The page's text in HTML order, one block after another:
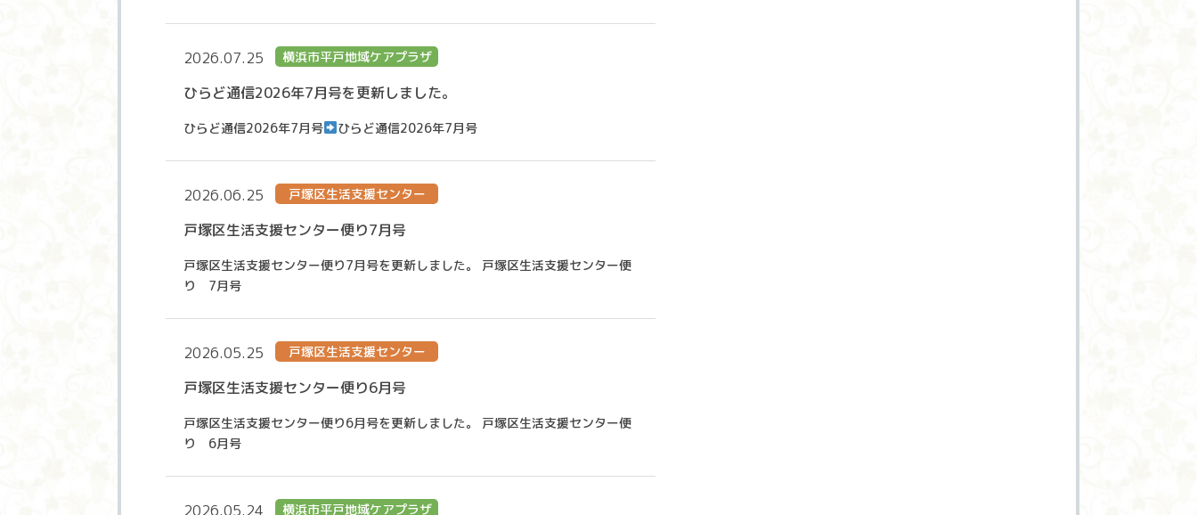
2026.07.25 横浜市平戸地域ケアプラザ
ひらど通信2026年7月号を更新しました。
ひらど通信2026年7月号 ひらど通信2026年7月号
2026.06.25 戸塚区生活支援センター
戸塚区生活支援センター便り7月号
戸塚区生活支援センター便り7月号を更新しました。 戸塚区生活支援センター便
り 7月号
2026.05.25 戸塚区生活支援センター
戸塚区生活支援センター便り6月号
戸塚区生活支援センター便り6月号を更新しました。 戸塚区生活支援センター便
り 6月号
2026.05.24 横浜市平戸地域ケアプラザ